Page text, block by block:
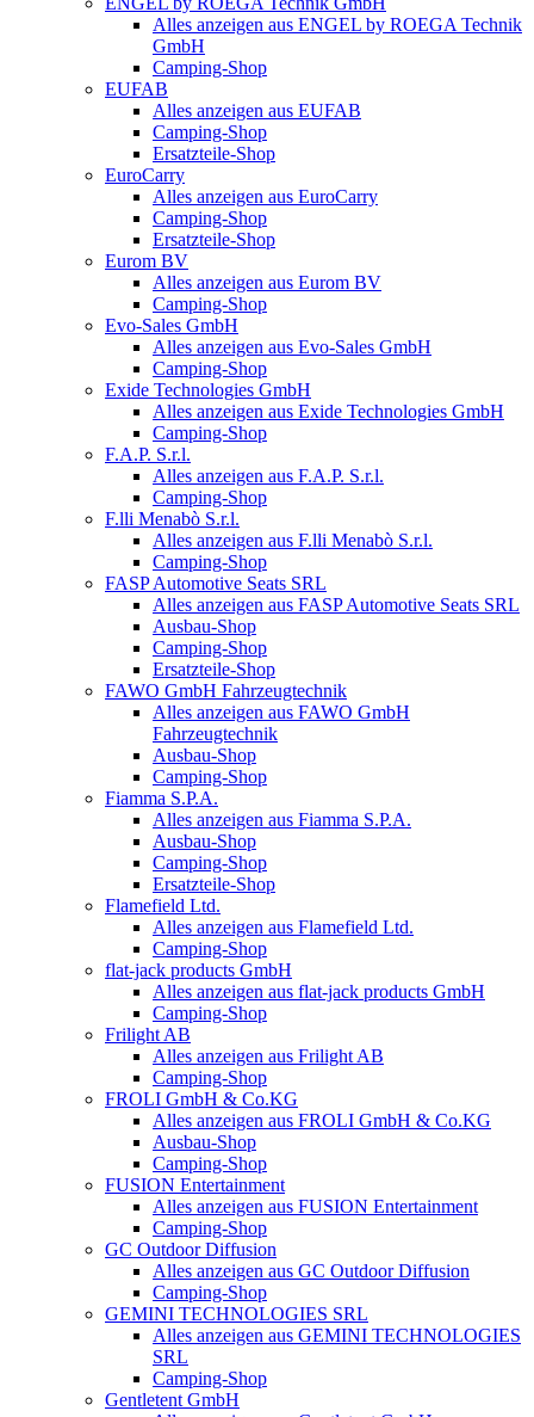
Alles anzeigen aus ENGEL by ROEGA Technik
GmbH
Camping-Shop
EUFAB
Alles anzeigen aus EUFAB
Camping-Shop
Ersatzteile-Shop
EuroCarry
Alles anzeigen aus EuroCarry
Camping-Shop
Ersatzteile-Shop
Eurom BV
Alles anzeigen aus Eurom BV
Camping-Shop
Evo-Sales GmbH
Alles anzeigen aus Evo-Sales GmbH
Camping-Shop
Exide Technologies GmbH
Alles anzeigen aus Exide Technologies GmbH
Camping-Shop
F.A.P. S.r.l.
Alles anzeigen aus F.A.P. S.r.l.
Camping-Shop
F.lli Menabò S.r.l.
Alles anzeigen aus F.lli Menabò S.r.l.
Camping-Shop
FASP Automotive Seats SRL
Alles anzeigen aus FASP Automotive Seats SRL
Ausbau-Shop
Camping-Shop
Ersatzteile-Shop
FAWO GmbH Fahrzeugtechnik
Alles anzeigen aus FAWO GmbH
Fahrzeugtechnik
Ausbau-Shop
Camping-Shop
Fiamma S.P.A.
Alles anzeigen aus Fiamma S.P.A.
Ausbau-Shop
Camping-Shop
Ersatzteile-Shop
Flamefield Ltd.
Alles anzeigen aus Flamefield Ltd.
Camping-Shop
flat-jack products GmbH
Alles anzeigen aus flat-jack products GmbH
Camping-Shop
Frilight AB
Alles anzeigen aus Frilight AB
Camping-Shop
FROLI GmbH & Co.KG
Alles anzeigen aus FROLI GmbH & Co.KG
Ausbau-Shop
Camping-Shop
FUSION Entertainment
Alles anzeigen aus FUSION Entertainment
Camping-Shop
GC Outdoor Diffusion
Alles anzeigen aus GC Outdoor Diffusion
Camping-Shop
GEMINI TECHNOLOGIES SRL
Alles anzeigen aus GEMINI TECHNOLOGIES
SRL
Camping-Shop
Gentletent GmbH